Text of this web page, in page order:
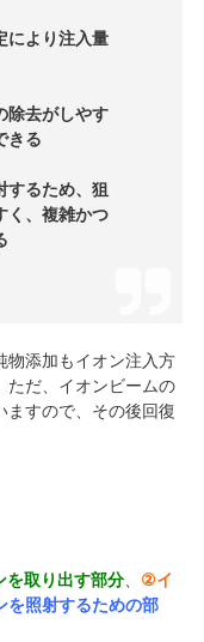
により注入量
除去がしやす
きる
するため、狙
く、複雑かつ
物添加もイオン注入方
ただ、イオンビームの
ますので、その後回復
取り出す部分、 ②イ
照射するための部